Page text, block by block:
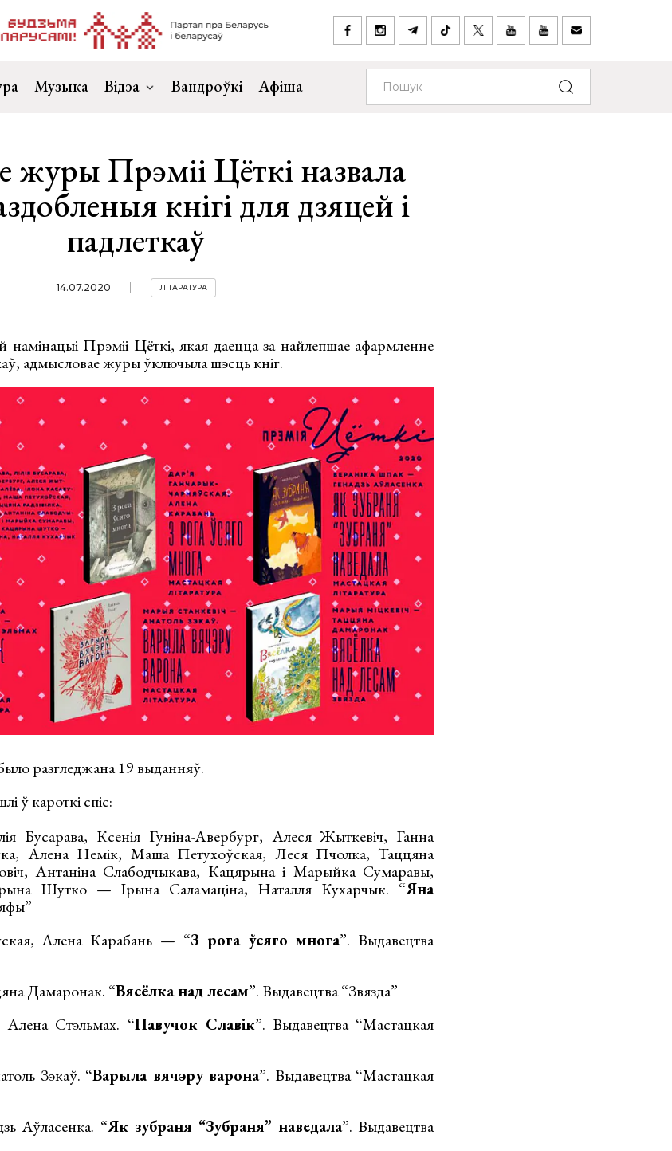
Музыка Відэа Вандроўкі Афіша
журы Прэміі Цёткі назвала
кнігi для дзяцей і
падлеткаў
14.07.2020 ЛІТАРАТУРА
намінацыі Прэміі Цёткі, якая даецца за найлепшае афармленне
адмысловае журы ўключыла шэсць кніг.
разгледжана 19 выданняў.
ў кароткі спіс:
Бусарава, Ксенія Гуніна-Авербург, Алеся Жыткевіч, Ганна
Алена Немік, Маша Петухоўская, Леся Пчолка, Таццяна
Антаніна Слабодчыкава, Кацярына і Марыйка Сумаравы,
Шутко — Ірына Саламаціна, Наталля Кухарчык. “Яна
Алена Карабань — “З рога ўсяго многа”. Выдавецтва
Дамаронак. “Вясёлка над лесам”. Выдавецтва “Звязда”
Стэльмах. “Павучок Славік”. Выдавецтва “Мастацкая
Зэкаў. “Варыла вячэру варона”. Выдавецтва “Мастацкая
Аўласенка. “Як зубраня “Зубраня” наведала”. Выдавецтва